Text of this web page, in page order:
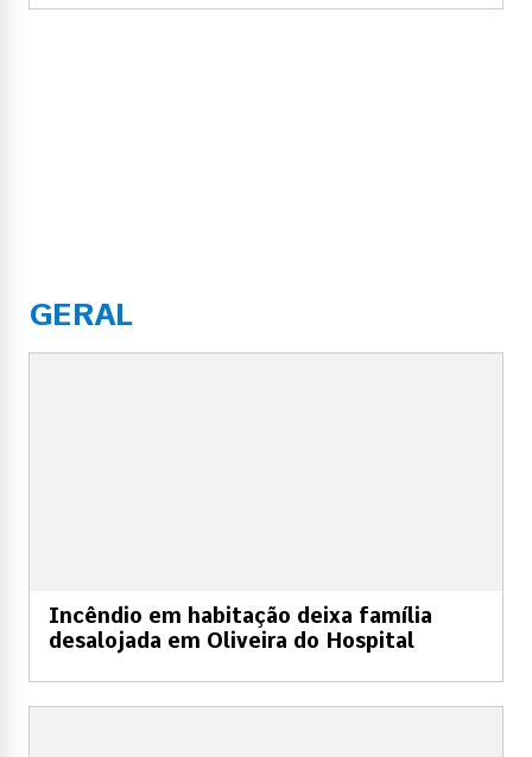
GERAL
Incêndio em habitação deixa família
desalojada em Oliveira do Hospital